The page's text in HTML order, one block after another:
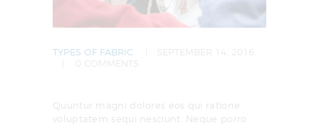
TYPES OF FABRIC
Quuntur magni dolores eos qui ratione
voluptatem sequi nesciunt. Neque porro